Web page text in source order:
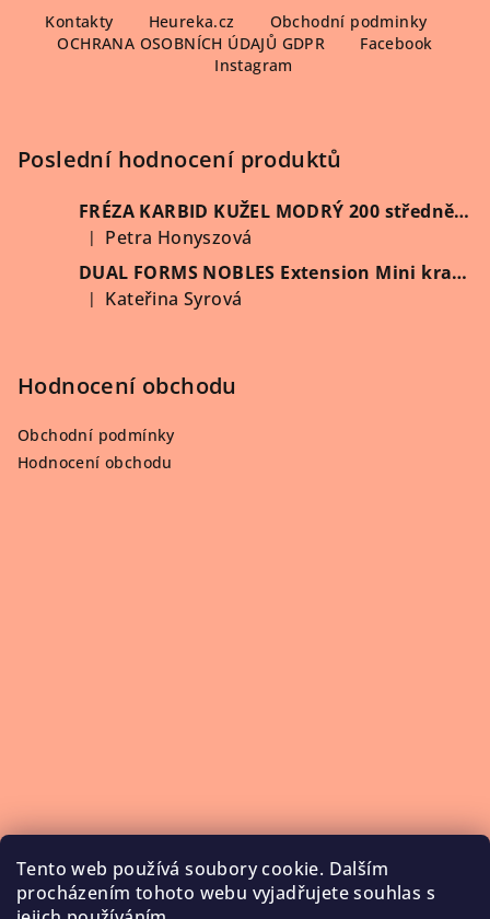
Tento web používá soubory cookie. Dalším
procházením tohoto webu vyjadřujete souhlas s
Kontakty Heureka.cz
Obchodní podminky
OCHRANA OSOBNÍCH ÚDAJŮ GDPR
Facebook
Instagram
Poslední hodnocení produktů
FRÉZA KARBID KUŽEL MODRÝ 200 středně hrubý (Vybrat průměr)
Hodnocení produktu je 5 z 5 hvězdiček.
|
Petra Honyszová
DUAL FORMS NOBLES Extension Mini kratší 60 ks/krabička
Hodnocení produktu je 5 z 5 hvězdiček.
| Kateřina Syrová
Hodnocení obchodu
Obchodní podmínky
Hodnocení obchodu